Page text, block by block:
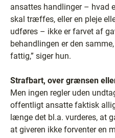
ansattes handlinger – hvad
skal træffes, eller en pleje
udføres – ikke er farvet af
behandlingen er den
fattig,” siger hun.
Strafbart, over grænsen
Men ingen regler uden
offentligt ansatte faktisk
længe det bl.a. vurderes, at
at giveren ikke forventer en